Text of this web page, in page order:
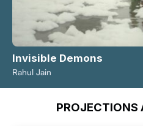
Invisible Demons
Rahul Jain
PROJECTIONS